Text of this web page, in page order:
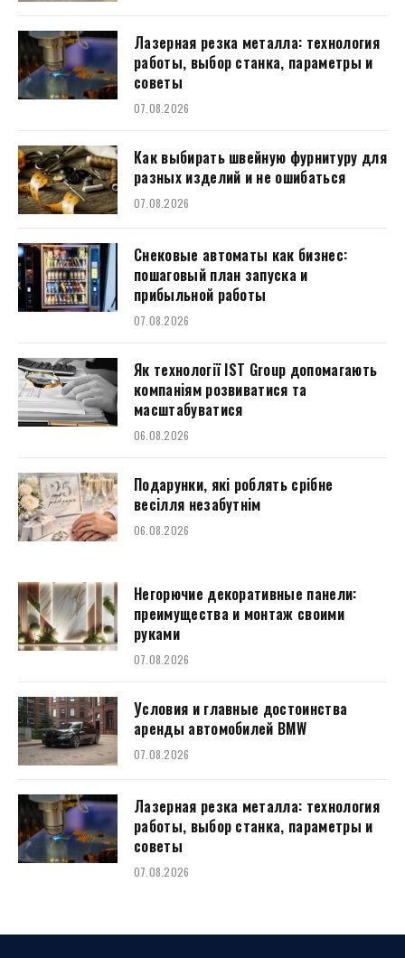
Лазерная резка металла: технология
работы, выбор станка, параметры и
советы
07.08.2026
Как выбирать швейную фурнитуру для
разных изделий и не ошибаться
07.08.2026
Снековые автоматы как бизнес:
пошаговый план запуска и
прибыльной работы
07.08.2026
Як технології IST Group допомагають
компаніям розвиватися та
масштабуватися
06.08.2026
Подарунки, які роблять срібне
весілля незабутнім
06.08.2026
Негорючие декоративные панели:
преимущества и монтаж своими
руками
07.08.2026
Условия и главные достоинства
аренды автомобилей BMW
07.08.2026
Лазерная резка металла: технология
работы, выбор станка, параметры и
советы
07.08.2026